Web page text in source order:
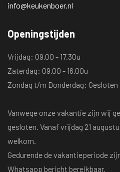
info@keukenboer.nl
Openingstijden
Vrijdag: 09.00 - 17.30u
Zaterdag: 09.00 - 16.00u
Zondag t/m Donderdag: Gesloten
Vanwege onze vakantie zijn wij
gesloten. Vanaf vrijdag 21
welkom.
Gedurende de vakantieperiode
Whatsapp bericht bereikbaar.